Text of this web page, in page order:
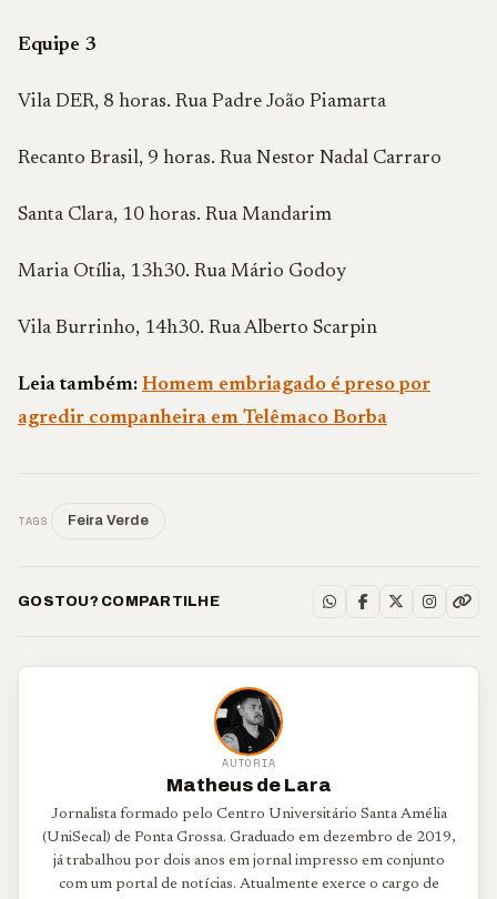
Equipe 3
Vila DER, 8 horas. Rua Padre João Piamarta
Recanto Brasil, 9 horas. Rua Nestor Nadal Carraro
Santa Clara, 10 horas. Rua Mandarim
Maria Otília, 13h30. Rua Mário Godoy
Vila Burrinho, 14h30. Rua Alberto Scarpin
Leia também: Homem embriagado é preso por
agredir companheira em Telêmaco Borba
TAGS Feira Verde
GOSTOU? COMPARTILHE
AUTORIA
Matheus de Lara
Jornalista formado pelo Centro Universitário Santa Amélia
(UniSecal) de Ponta Grossa. Graduado em dezembro de 2019,
já trabalhou por dois anos em jornal impresso em conjunto
com um portal de notícias. Atualmente exerce o cargo de